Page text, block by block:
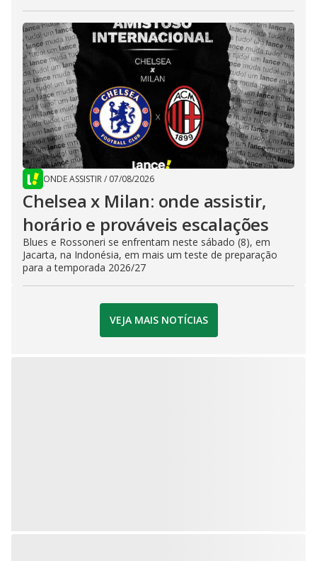
ONDE ASSISTIR/ 07/08/2026
Chelsea x Milan: onde assistir,
horário e prováveis escalações
Blues e Rossoneri se enfrentam neste sábado (8), em
Jacarta, na Indonésia, em mais um teste de preparação
para a temporada 2026/27
VEJA MAIS NOTÍCIAS